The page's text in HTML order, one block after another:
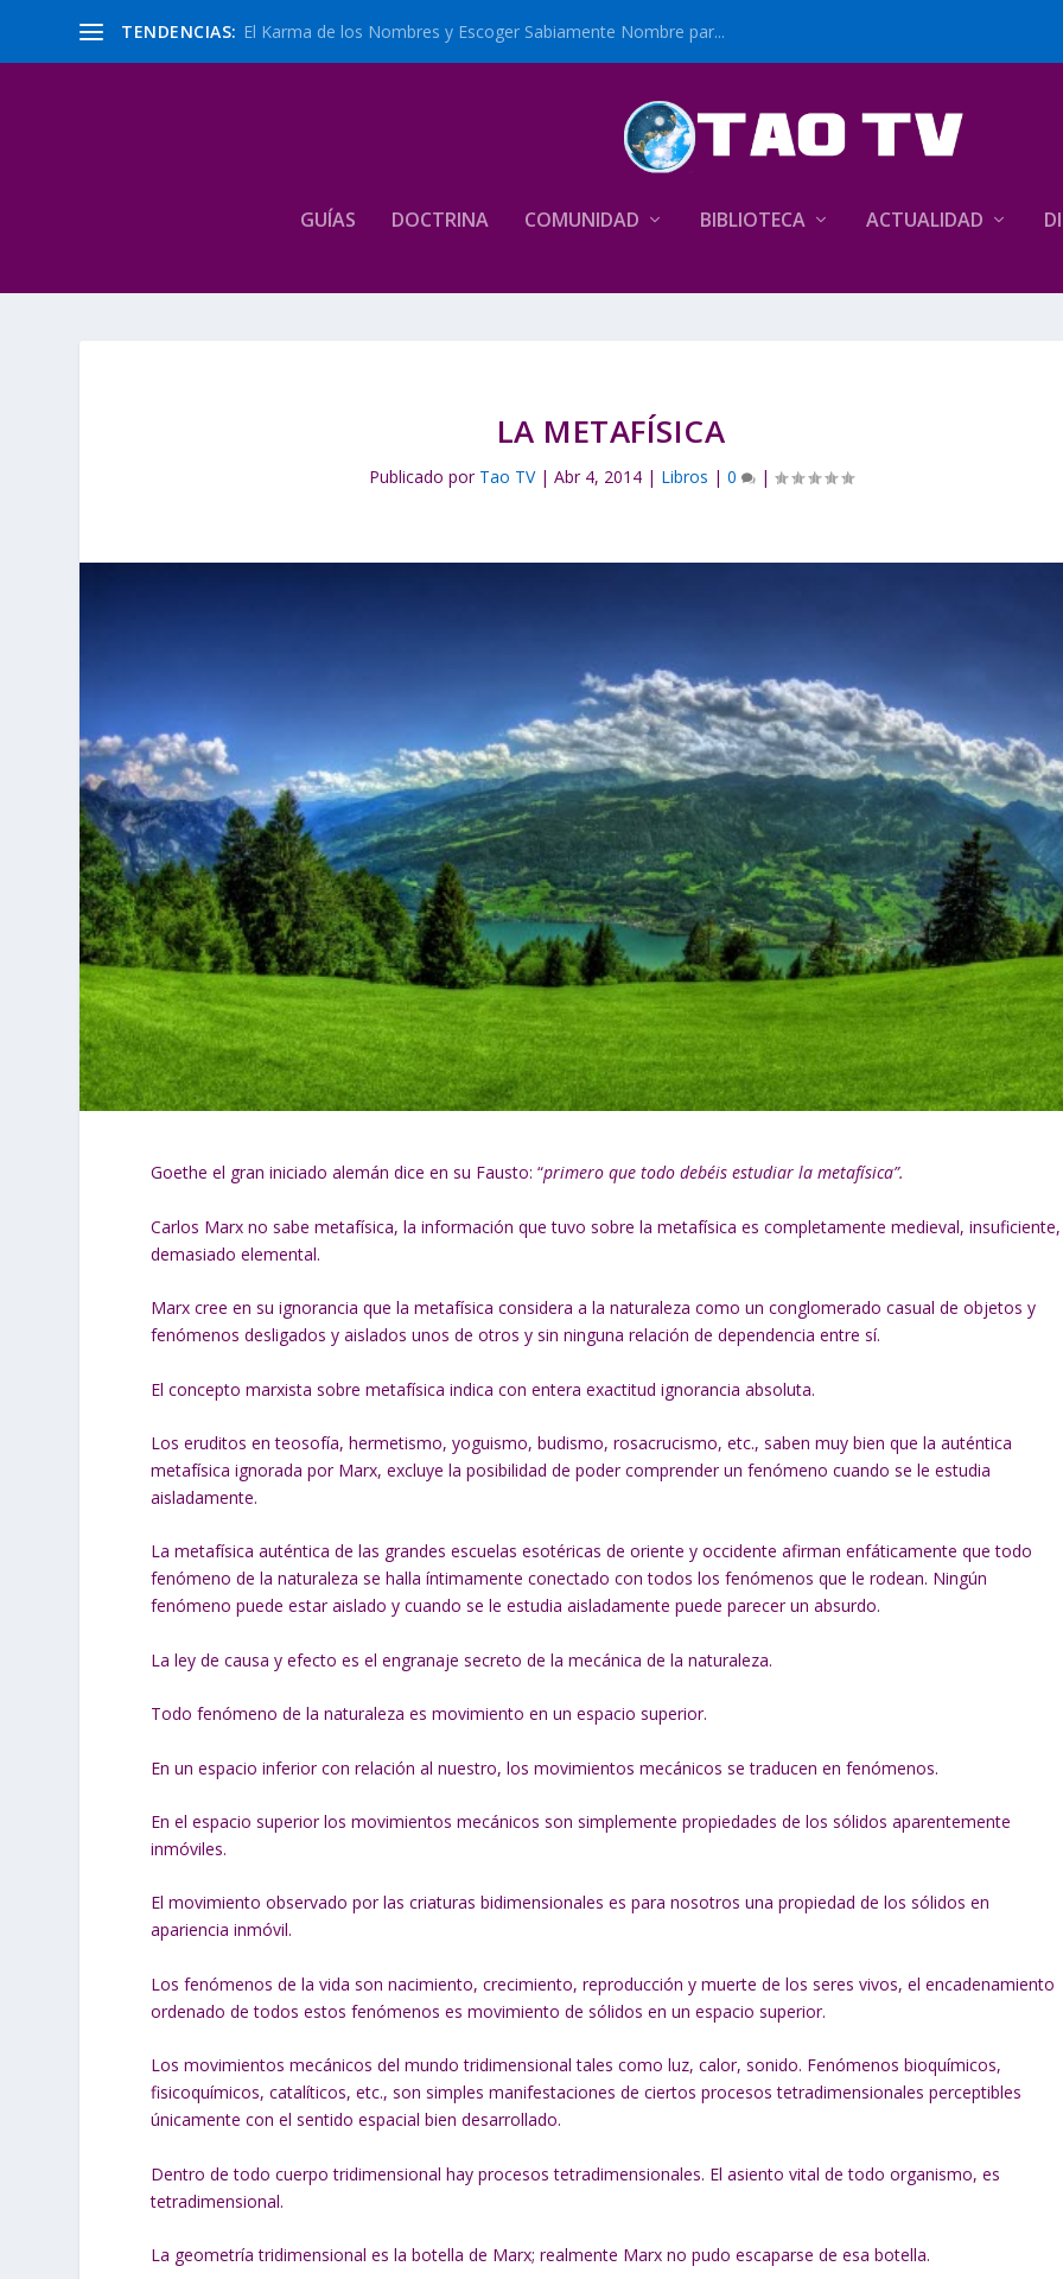
TENDENCIAS: El Karma de los Nombres y Escoger Sabiamente Nombre par...
GUÍAS DOCTRINA COMUNIDAD BIBLIOTECA ACTUALIDAD
LA METAFÍSICA
Publicado por Tao TV| Abr 4, 2014| Libros | 0 |
Goethe el gran iniciado alemán dice en su Fausto: “primero que todo debéis estudiar la metafísica”.
Carlos Marx no sabe metafísica, la información que tuvo sobre la metafísica es completamente medieval, insuficiente,
demasiado elemental.
Marx cree en su ignorancia que la metafísica considera a la naturaleza como un conglomerado casual de objetos y
fenómenos desligados y aislados unos de otros y sin ninguna relación de dependencia entre sí.
El concepto marxista sobre metafísica indica con entera exactitud ignorancia absoluta.
Los eruditos en teosofía, hermetismo, yoguismo, budismo, rosacrucismo, etc., saben muy bien que la auténtica
metafísica ignorada por Marx, excluye la posibilidad de poder comprender un fenómeno cuando se le estudia
aisladamente.
La metafísica auténtica de las grandes escuelas esotéricas de oriente y occidente afirman enfáticamente que todo
fenómeno de la naturaleza se halla íntimamente conectado con todos los fenómenos que le rodean. Ningún
fenómeno puede estar aislado y cuando se le estudia aisladamente puede parecer un absurdo.
La ley de causa y efecto es el engranaje secreto de la mecánica de la naturaleza.
Todo fenómeno de la naturaleza es movimiento en un espacio superior.
En un espacio inferior con relación al nuestro, los movimientos mecánicos se traducen en fenómenos.
En el espacio superior los movimientos mecánicos son simplemente propiedades de los sólidos aparentemente
inmóviles.
El movimiento observado por las criaturas bidimensionales es para nosotros una propiedad de los sólidos en
apariencia inmóvil.
Los fenómenos de la vida son nacimiento, crecimiento, reproducción y muerte de los seres vivos, el encadenamiento
ordenado de todos estos fenómenos es movimiento de sólidos en un espacio superior.
Los movimientos mecánicos del mundo tridimensional tales como luz, calor, sonido. Fenómenos bioquímicos,
fisicoquímicos, catalíticos, etc., son simples manifestaciones de ciertos procesos tetradimensionales perceptibles
únicamente con el sentido espacial bien desarrollado.
Dentro de todo cuerpo tridimensional hay procesos tetradimensionales. El asiento vital de todo organismo, es
tetradimensional.
La geometría tridimensional es la botella de Marx; realmente Marx no pudo escaparse de esa botella.